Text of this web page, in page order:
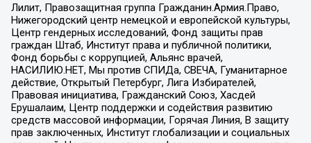
Лилит, Правозащитная группа Гражданин.Армия.Право,
Нижегородский центр немецкой и европейской культуры,
Центр гендерных исследований, Фонд защиты прав
граждан Штаб, Институт права и публичной политики,
Фонд борьбы с коррупцией, Альянс врачей,
НАСИЛИЮ.НЕТ, Мы против СПИДа, СВЕЧА, Гуманитарное
действие, Открытый Петербург, Лига Избирателей,
Правовая инициатива, Гражданский Союз, Хасдей
Ерушалаим, Центр поддержки и содействия развитию
средств массовой информации, Горячая Линия, В защиту
прав заключенных, Институт глобализации и социальных